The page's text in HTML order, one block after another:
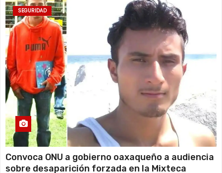
SEGURIDAD
Convoca ONU a gobierno oaxaqueño a audiencia
sobre desaparición forzada en la Mixteca